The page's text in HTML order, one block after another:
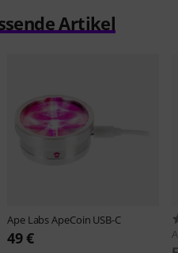
Artikel
Ape LabsApeCoin USB-C
49 €